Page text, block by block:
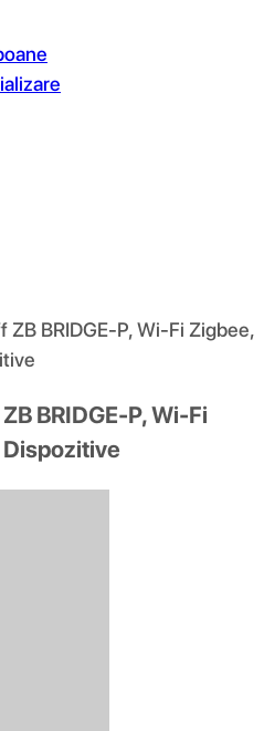
BRIDGE-P, Wi-Fi Zigbee,
BRIDGE-P, Wi-Fi